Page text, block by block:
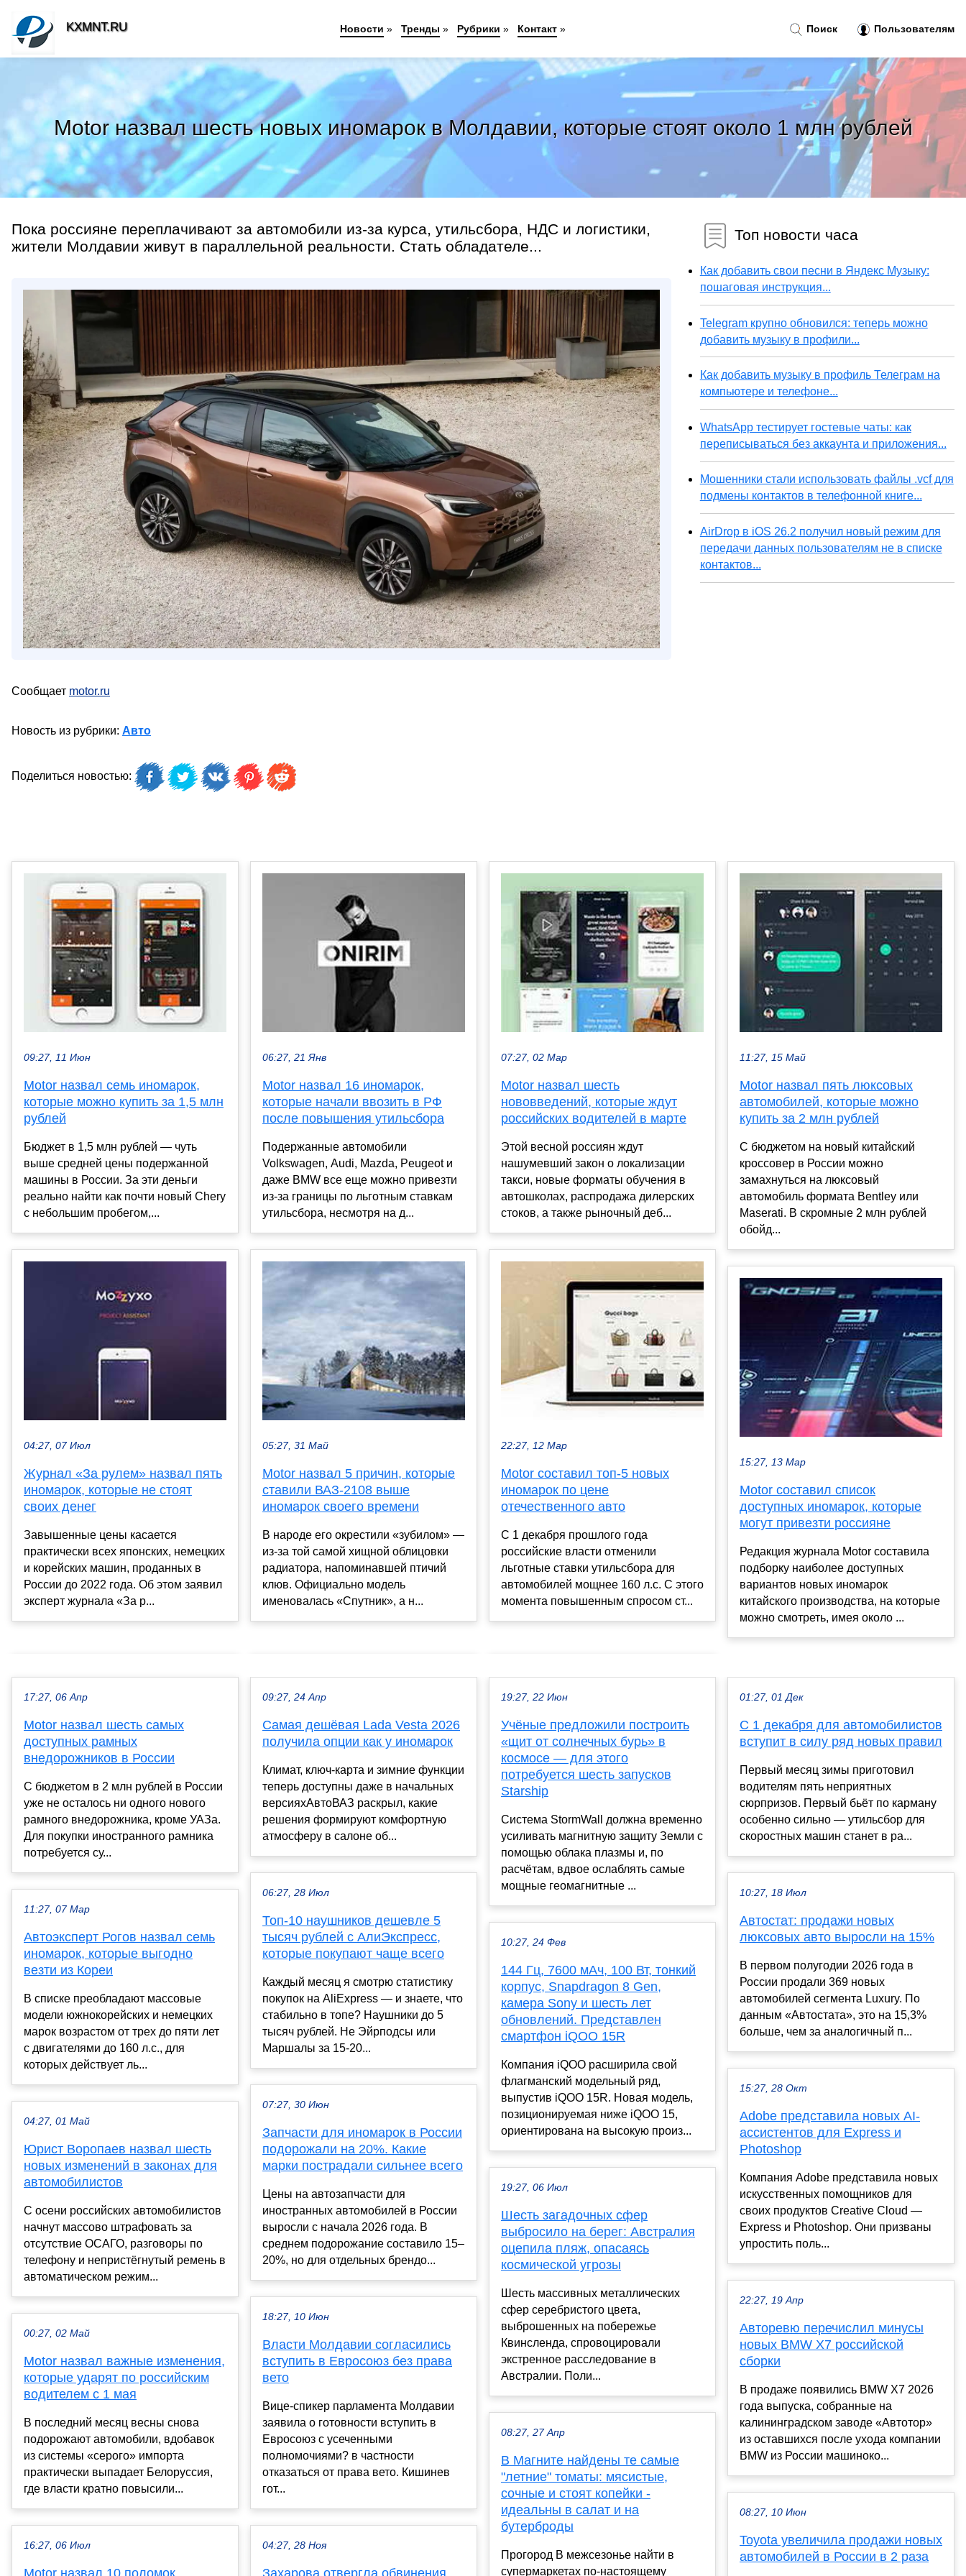
Motor назвал шесть новых иномарок в Молдавии, которые стоят около 1 млн рублей
Пока россияне переплачивают за автомобили из-за курса, утильсбора, НДС и логистики,
жители Молдавии живут в параллельной реальности. Стать обладателе...
Сообщает motor.ru
Новость из рубрики: Авто
Поделиться новостью:
Топ новости часа
Как добавить свои песни в Яндекс Музыку:
пошаговая инструкция...
Telegram крупно обновился: теперь можно
добавить музыку в профили...
Как добавить музыку в профиль Телеграм на
компьютере и телефоне...
WhatsApp тестирует гостевые чаты: как
переписываться без аккаунта и приложения...
Мошенники стали использовать файлы .vcf для
подмены контактов в телефонной книге...
AirDrop в iOS 26.2 получил новый режим для
передачи данных пользователям не в списке
контактов...
09:27, 11 Июн
Motor назвал семь иномарок,
которые можно купить за 1,5 млн
рублей
Бюджет в 1,5 млн рублей — чуть
выше средней цены подержанной
машины в России. За эти деньги
реально найти как почти новый Chery
с небольшим пробегом,...
04:27, 07 Июл
Журнал «За рулем» назвал пять
иномарок, которые не стоят
своих денег
Завышенные цены касается
практически всех японских, немецких
и корейских машин, проданных в
России до 2022 года. Об этом заявил
эксперт журнала «За р...
06:27, 21 Янв
Motor назвал 16 иномарок,
которые начали ввозить в РФ
после повышения утильсбора
Подержанные автомобили
Volkswagen, Audi, Mazda, Peugeot и
даже BMW все еще можно привезти
из-за границы по льготным ставкам
утильсбора, несмотря на д...
05:27, 31 Май
Motor назвал 5 причин, которые
ставили ВАЗ-2108 выше
иномарок своего времени
В народе его окрестили «зубилом» —
из-за той самой хищной облицовки
радиатора, напоминавшей птичий
клюв. Официально модель
именовалась «Спутник», а н...
07:27, 02 Мар
Motor назвал шесть
нововведений, которые ждут
российских водителей в марте
Этой весной россиян ждут
нашумевший закон о локализации
такси, новые форматы обучения в
автошколах, распродажа дилерских
стоков, а также рыночный деб...
22:27, 12 Мар
Motor составил топ-5 новых
иномарок по цене
отечественного авто
С 1 декабря прошлого года
российские власти отменили
льготные ставки утильсбора для
автомобилей мощнее 160 л.с. С этого
момента повышенным спросом ст...
11:27, 15 Май
Motor назвал пять люксовых
автомобилей, которые можно
купить за 2 млн рублей
С бюджетом на новый китайский
кроссовер в России можно
замахнуться на люксовый
автомобиль формата Bentley или
Maserati. В скромные 2 млн рублей
обойд...
15:27, 13 Мар
Motor составил список
доступных иномарок, которые
могут привезти россияне
Редакция журнала Motor составила
подборку наиболее доступных
вариантов новых иномарок
китайского производства, на которые
можно смотреть, имея около ...
17:27, 06 Апр
Motor назвал шесть самых
доступных рамных
внедорожников в России
С бюджетом в 2 млн рублей в России
уже не осталось ни одного нового
рамного внедорожника, кроме УАЗа.
Для покупки иностранного рамника
потребуется су...
11:27, 07 Мар
Автоэксперт Рогов назвал семь
иномарок, которые выгодно
везти из Кореи
В списке преобладают массовые
модели южнокорейских и немецких
марок возрастом от трех до пяти лет
с двигателями до 160 л.с., для
которых действует ль...
04:27, 01 Май
Юрист Воропаев назвал шесть
новых изменений в законах для
автомобилистов
С осени российских автомобилистов
начнут массово штрафовать за
отсутствие ОСАГО, разговоры по
телефону и непристёгнутый ремень в
автоматическом режим...
00:27, 02 Май
Motor назвал важные изменения,
которые ударят по российским
водителем с 1 мая
В последний месяц весны снова
подорожают автомобили, вдобавок
из системы «серого» импорта
практически выпадает Белоруссия,
где власти кратно повысили...
16:27, 06 Июл
Motor назвал 10 поломок,
09:27, 24 Апр
Самая дешёвая Lada Vesta 2026
получила опции как у иномарок
Климат, ключ-карта и зимние функции
теперь доступны даже в начальных
версияхАвтоВАЗ раскрыл, какие
решения формируют комфортную
атмосферу в салоне об...
06:27, 28 Июл
Топ-10 наушников дешевле 5
тысяч рублей с АлиЭкспресс,
которые покупают чаще всего
Каждый месяц я смотрю статистику
покупок на AliExpress — и знаете, что
стабильно в топе? Наушники до 5
тысяч рублей. Не Эйрподсы или
Маршалы за 15-20...
07:27, 30 Июн
Запчасти для иномарок в России
подорожали на 20%. Какие
марки пострадали сильнее всего
Цены на автозапчасти для
иностранных автомобилей в России
выросли с начала 2026 года. В
среднем подорожание составило 15–
20%, но для отдельных брендо...
18:27, 10 Июн
Власти Молдавии согласились
вступить в Евросоюз без права
вето
Вице-спикер парламента Молдавии
заявила о готовности вступить в
Евросоюз с усеченными
полномочиями? в частности
отказаться от права вето. Кишинев
гот...
04:27, 28 Ноя
Захарова отвергла обвинения
19:27, 22 Июн
Учёные предложили построить
«щит от солнечных бурь» в
космосе — для этого
потребуется шесть запусков
Starship
Система StormWall должна временно
усиливать магнитную защиту Земли с
помощью облака плазмы и, по
расчётам, вдвое ослаблять самые
мощные геомагнитные ...
10:27, 24 Фев
144 Гц, 7600 мАч, 100 Вт, тонкий
корпус, Snapdragon 8 Gen,
камера Sony и шесть лет
обновлений. Представлен
смартфон iQOO 15R
Компания iQOO расширила свой
флагманский модельный ряд,
выпустив iQOO 15R. Новая модель,
позиционируемая ниже iQOO 15,
ориентирована на высокую произ...
19:27, 06 Июл
Шесть загадочных сфер
выбросило на берег: Австралия
оцепила пляж, опасаясь
космической угрозы
Шесть массивных металлических
сфер серебристого цвета,
выброшенных на побережье
Квинсленда, спровоцировали
экстренное расследование в
Австралии. Поли...
08:27, 27 Апр
В Магните найдены те самые
"летние" томаты: мясистые,
сочные и стоят копейки -
идеальны в салат и на
бутерброды
Прогород В межсезонье найти в
супермаркетах по-настоящему
01:27, 01 Дек
С 1 декабря для автомобилистов
вступит в силу ряд новых правил
Первый месяц зимы приготовил
водителям пять неприятных
сюрпризов. Первый бьёт по карману
особенно сильно — утильсбор для
скоростных машин станет в ра...
10:27, 18 Июл
Автостат: продажи новых
люксовых авто выросли на 15%
В первом полугодии 2026 года в
России продали 369 новых
автомобилей сегмента Luxury. По
данным «Автостата», это на 15,3%
больше, чем за аналогичный п...
15:27, 28 Окт
Adobe представила новых AI-
ассистентов для Express и
Photoshop
Компания Adobe представила новых
искусственных помощников для
своих продуктов Creative Cloud —
Express и Photoshop. Они призваны
упростить поль...
22:27, 19 Апр
Авторевю перечислил минусы
новых BMW X7 российской
сборки
В продаже появились BMW X7 2026
года выпуска, собранные на
калининградском заводе «Автотор»
из оставшихся после ухода компании
BMW из России машиноко...
08:27, 10 Июн
Toyota увеличила продажи новых
автомобилей в России в 2 раза
Поиск Пользователям
KXMNT.RU Новости » Тренды » Рубрики » Контакт»